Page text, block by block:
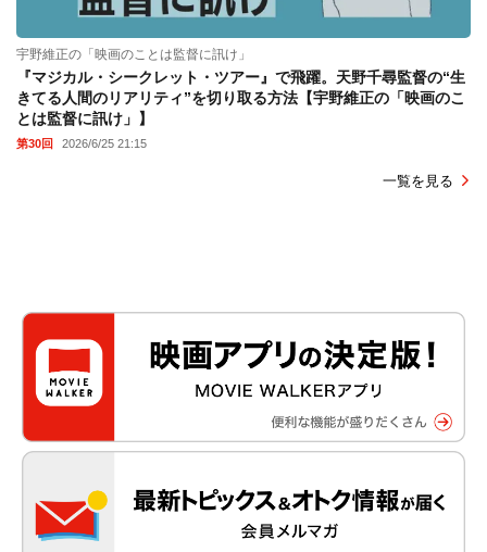
宇野維正の「映画のことは監督に訊け」
『マジカル・シークレット・ツアー』で飛躍。天野千尋監督の“生
きてる人間のリアリティ”を切り取る方法【宇野維正の「映画のこ
とは監督に訊け」】
第30回 2026/6/25 21:15
一覧を見る